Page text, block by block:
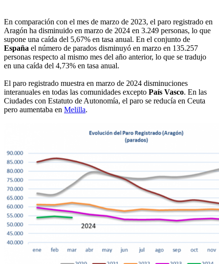
En comparación con el mes de marzo de 2023, el paro registrado en
Aragón ha disminuido en marzo de 2024 en 3.249 personas, lo que
supone una caída del 5,67% en tasa anual. En el conjunto de
España el número de parados disminuyó en marzo en 135.257
personas respecto al mismo mes del año anterior, lo que se tradujo
en una caída del 4,73% en tasa anual.
El paro registrado muestra en marzo de 2024 disminuciones
interanuales en todas las comunidades excepto País Vasco. En las
Ciudades con Estatuto de Autonomía, el paro se reducía en Ceuta
pero aumentaba en Melilla.